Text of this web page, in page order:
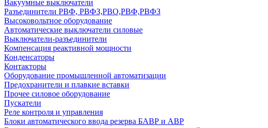
Вакуумные выключатели
Разъединители РВФ, РВФЗ,РВО,РВФ,РВФЗ
Высоковольтное оборудование
Автоматические выключатели cиловые
Выключатели-разъединители
Компенсация реактивной мощности
Конденсаторы
Контакторы
Оборудование промышленной автоматизации
Предохранители и плавкие вставки
Прочее силовое оборудование
Пускатели
Реле контроля и управления
Блоки автоматического ввода резерва БАВР и АВР